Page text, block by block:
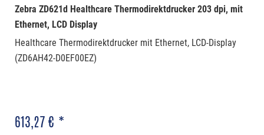
Zebra ZD621d Healthcare Thermodirektdrucker 203 dpi, mit
Ethernet, LCD Display
Healthcare Thermodirektdrucker mit Ethernet, LCD-Display
(ZD6AH42-D0EF00EZ)
613,27 € *